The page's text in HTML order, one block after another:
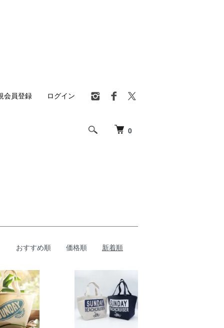
0
会員登録 ログイン
おすすめ順 価格順 新着順